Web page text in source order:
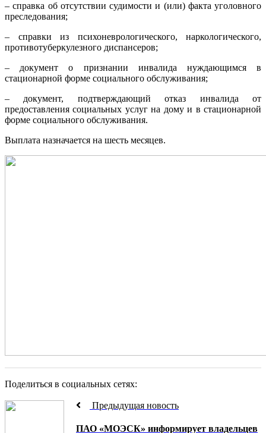
– справка об отсутствии судимости и (или) факта уголовного
преследования;
– справки из психоневрологического, наркологического,
противотуберкулезного диспансеров;
– документ о признании инвалида нуждающимся в
стационарной форме социального обслуживания;
– документ, подтверждающий отказ инвалида от
предоставления социальных услуг на дому и в стационарной
форме социального обслуживания.
Выплата назначается на шесть месяцев.
Поделиться в социальных сетях:
Предыдущая новость
ПАО «МОЭСК» информирует владельцев